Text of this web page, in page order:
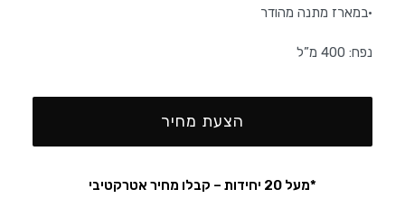
·במארז מתנה מהודר
נפח: 400 מ”ל
הצעת מחיר
*מעל 20 יחידות – קבלו מחיר אטרקטיבי